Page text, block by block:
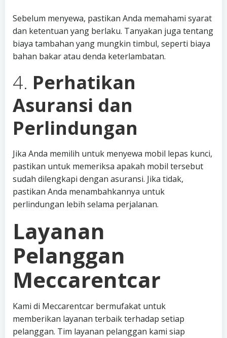
Sebelum menyewa, pastikan Anda memahami syarat
dan ketentuan yang berlaku. Tanyakan juga tentang
biaya tambahan yang mungkin timbul, seperti biaya
bahan bakar atau denda keterlambatan.
4. Perhatikan
Asuransi dan
Perlindungan
Jika Anda memilih untuk menyewa mobil lepas kunci,
pastikan untuk memeriksa apakah mobil tersebut
sudah dilengkapi dengan asuransi. Jika tidak,
pastikan Anda menambahkannya untuk
perlindungan lebih selama perjalanan.
Layanan
Pelanggan
Meccarentcar
Kami di Meccarentcar bermufakat untuk
memberikan layanan terbaik terhadap setiap
pelanggan. Tim layanan pelanggan kami siap